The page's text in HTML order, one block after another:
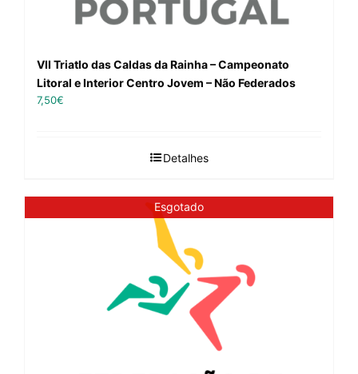
VII Triatlo das Caldas da Rainha – Campeonato
Litoral e Interior Centro Jovem – Não Federados
7,50€
Detalhes
Esgotado